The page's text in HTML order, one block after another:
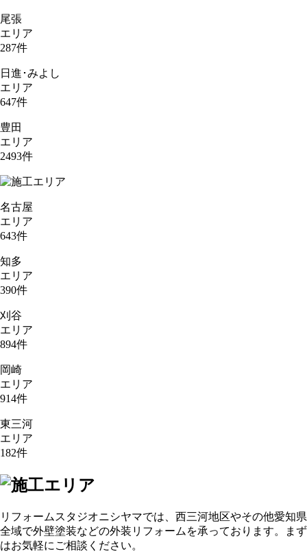
尾張
エリア
287件
日進･みよし
エリア
647件
豊田
エリア
2493件
名古屋
エリア
643件
知多
エリア
390件
刈谷
エリア
894件
岡崎
エリア
914件
東三河
エリア
182件
リフォームスタジオニシヤマでは、西三河地区やその他愛知県
全域で外壁塗装などの外装リフォームを承っております。まず
はお気軽にご相談ください。